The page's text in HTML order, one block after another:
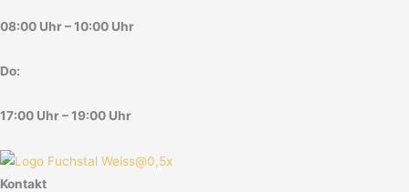
08:00 Uhr – 10:00 Uhr
Do:
17:00 Uhr – 19:00 Uhr
Kontakt